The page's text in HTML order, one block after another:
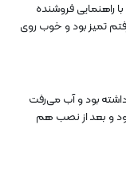
راهنمایی فروشنده
تمیز بود و خوب روی
بود و آب می‌رفت
و بعد از نصب هم